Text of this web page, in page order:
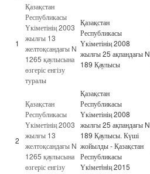
1
Қазақстан
Республикасы
Үкіметінің 2003
жылғы 13
желтоқсандағы N
1265 қаулысына
өзгеріс енгізу
туралы
Қазақстан
Республикасы
Үкіметінің 2008
жылғы 25 ақпандағы N
189 Қаулысы
2
Қазақстан
Республикасы
Үкіметінің 2003
жылғы 13
желтоқсандағы N
1265 қаулысына
өзгеріс енгізу
Қазақстан
Республикасы
Үкіметінің 2008
жылғы 25 ақпандағы N
189 Қаулысы. Күші
жойылды - Қазақстан
Республикасы
Үкiметiнiң 2015